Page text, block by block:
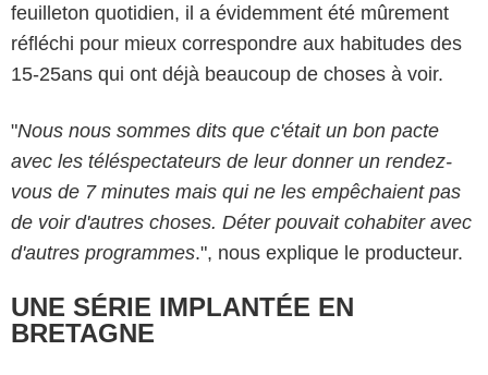
feuilleton quotidien, il a évidemment été mûrement
réfléchi pour mieux correspondre aux habitudes des
15-25ans qui ont déjà beaucoup de choses à voir.
"Nous nous sommes dits que c'était un bon pacte
avec les téléspectateurs de leur donner un rendez-
vous de 7 minutes mais qui ne les empêchaient pas
de voir d'autres choses. Déter pouvait cohabiter avec
d'autres programmes.", nous explique le producteur.
UNE SÉRIE IMPLANTÉE EN
BRETAGNE